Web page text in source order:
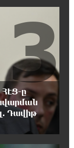
Ազգային
խոսքը
Արամ
ՀԷՑ-ը
Դավիթ
3